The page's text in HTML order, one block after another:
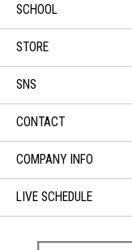
SCHOOL
STORE
SNS
CONTACT
COMPANY INFO
LIVE SCHEDULE